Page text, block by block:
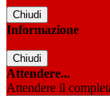
Chiudi
Informazione
Chiudi
Attendere...
Attendere il